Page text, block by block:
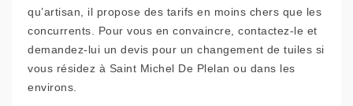
qu’artisan, il propose des tarifs en moins chers que les
concurrents. Pour vous en convaincre, contactez-le et
demandez-lui un devis pour un changement de tuiles si
vous résidez à Saint Michel De Plelan ou dans les
environs.